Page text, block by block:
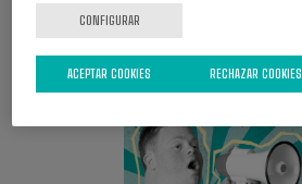
CONFIGURAR
RECHAZAR COOKIES
ACEPTAR COOKIES